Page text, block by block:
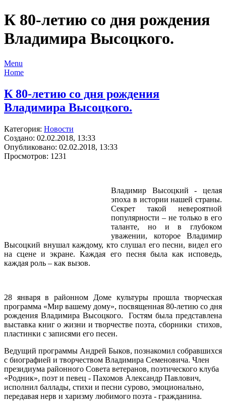
К 80-летию со дня рождения
Владимира Высоцкого.
Menu
Home
К 80-летию со дня рождения
Владимира Высоцкого.
Категория: Новости
Создано: 02.02.2018, 13:33
Опубликовано: 02.02.2018, 13:33
Просмотров: 1231
Владимир Высоцкий - целая
эпоха в истории нашей страны.
Секрет такой невероятной
популярности – не только в его
таланте, но и в глубоком
уважении, которое Владимир
Высоцкий внушал каждому, кто слушал его песни, видел его
на сцене и экране. Каждая его песня была как исповедь,
каждая роль – как вызов.
28 января в районном Доме культуры прошла творческая
программа «Мир вашему дому», посвященная 80-летию со дня
рождения Владимира Высоцкого. Гостям была представлена
выставка книг о жизни и творчестве поэта, сборники стихов,
пластинки с записями его песен.
Ведущий программы Андрей Быков, познакомил собравшихся
с биографией и творчеством Владимира Семеновича. Член
президиума районного Совета ветеранов, поэтического клуба
«Родник», поэт и певец - Пахомов Александр Павлович,
исполнил баллады, стихи и песни сурово, эмоционально,
передавая нерв и харизму любимого поэта - гражданина.